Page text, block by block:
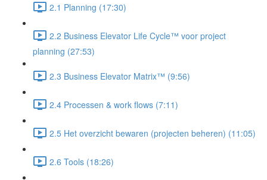
2.1 Planning (17:30)
2.2 Business Elevator Life Cycle™ voor project
planning (27:53)
2.3 Business Elevator Matrix™ (9:56)
2.4 Processen & work flows (7:11)
2.5 Het overzicht bewaren (projecten beheren) (11:05)
2.6 Tools (18:26)